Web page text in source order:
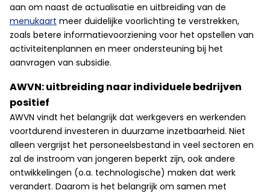
aan om naast de actualisatie en uitbreiding van de
menukaart meer duidelijke voorlichting te verstrekken,
zoals betere informatievoorziening voor het opstellen van
activiteitenplannen en meer ondersteuning bij het
aanvragen van subsidie.
AWVN: uitbreiding naar individuele bedrijven
positief
AWVN vindt het belangrijk dat werkgevers en werkenden
voortdurend investeren in duurzame inzetbaarheid. Niet
alleen vergrijst het personeelsbestand in veel sectoren en
zal de instroom van jongeren beperkt zijn, ook andere
ontwikkelingen (o.a. technologische) maken dat werk
verandert. Daarom is het belangrijk om samen met